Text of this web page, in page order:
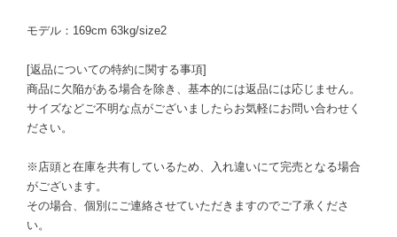
モデル：169cm 63kg/size2
[返品についての特約に関する事項]
商品に欠陥がある場合を除き、基本的には返品には応じません。
サイズなどご不明な点がございましたらお気軽にお問い合わせく
ださい。
※店頭と在庫を共有しているため、入れ違いにて完売となる場合
がございます。
その場合、個別にご連絡させていただきますのでご了承くださ
い。